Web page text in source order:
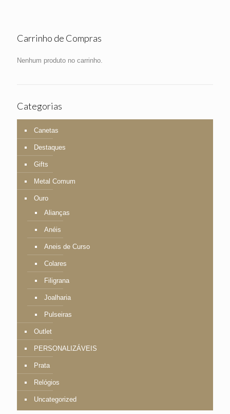
Carrinho de Compras
Nenhum produto no carrinho.
Categorias
Canetas
Destaques
Gifts
Metal Comum
Ouro
Alianças
Anéis
Aneis de Curso
Colares
Filigrana
Joalharia
Pulseiras
Outlet
PERSONALIZÁVEIS
Prata
Relógios
Uncategorized